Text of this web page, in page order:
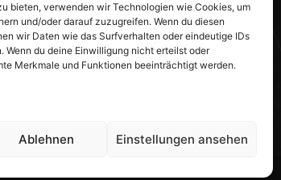
bieten, verwenden wir Technologien wie Cookies, um
und/oder darauf zuzugreifen. Wenn du diesen
wir Daten wie das Surfverhalten oder eindeutige IDs
Wenn du deine Einwilligung nicht erteilst oder
Merkmale und Funktionen beeinträchtigt werden.
Ablehnen Einstellungen ansehen
schmeckt.de